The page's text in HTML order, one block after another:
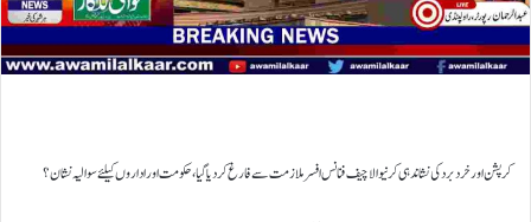
کرپشن اور خردبرد کی نشاندہی کرنیوالا چیف فنانس افسر ملازمت سے فارغ کر دیا گیا،حکومت اور اداروں کیلئے سوالیہ نشان ؟